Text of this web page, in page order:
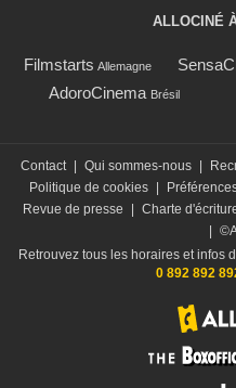
ALLOCINÉ
Filmstarts Allemagne
AdoroCinema Brésil
Contact Qui sommes-nous
Politique de cookies
Revue de presse
Charte
Retrouvez tous les horaires et infos
0 892 892